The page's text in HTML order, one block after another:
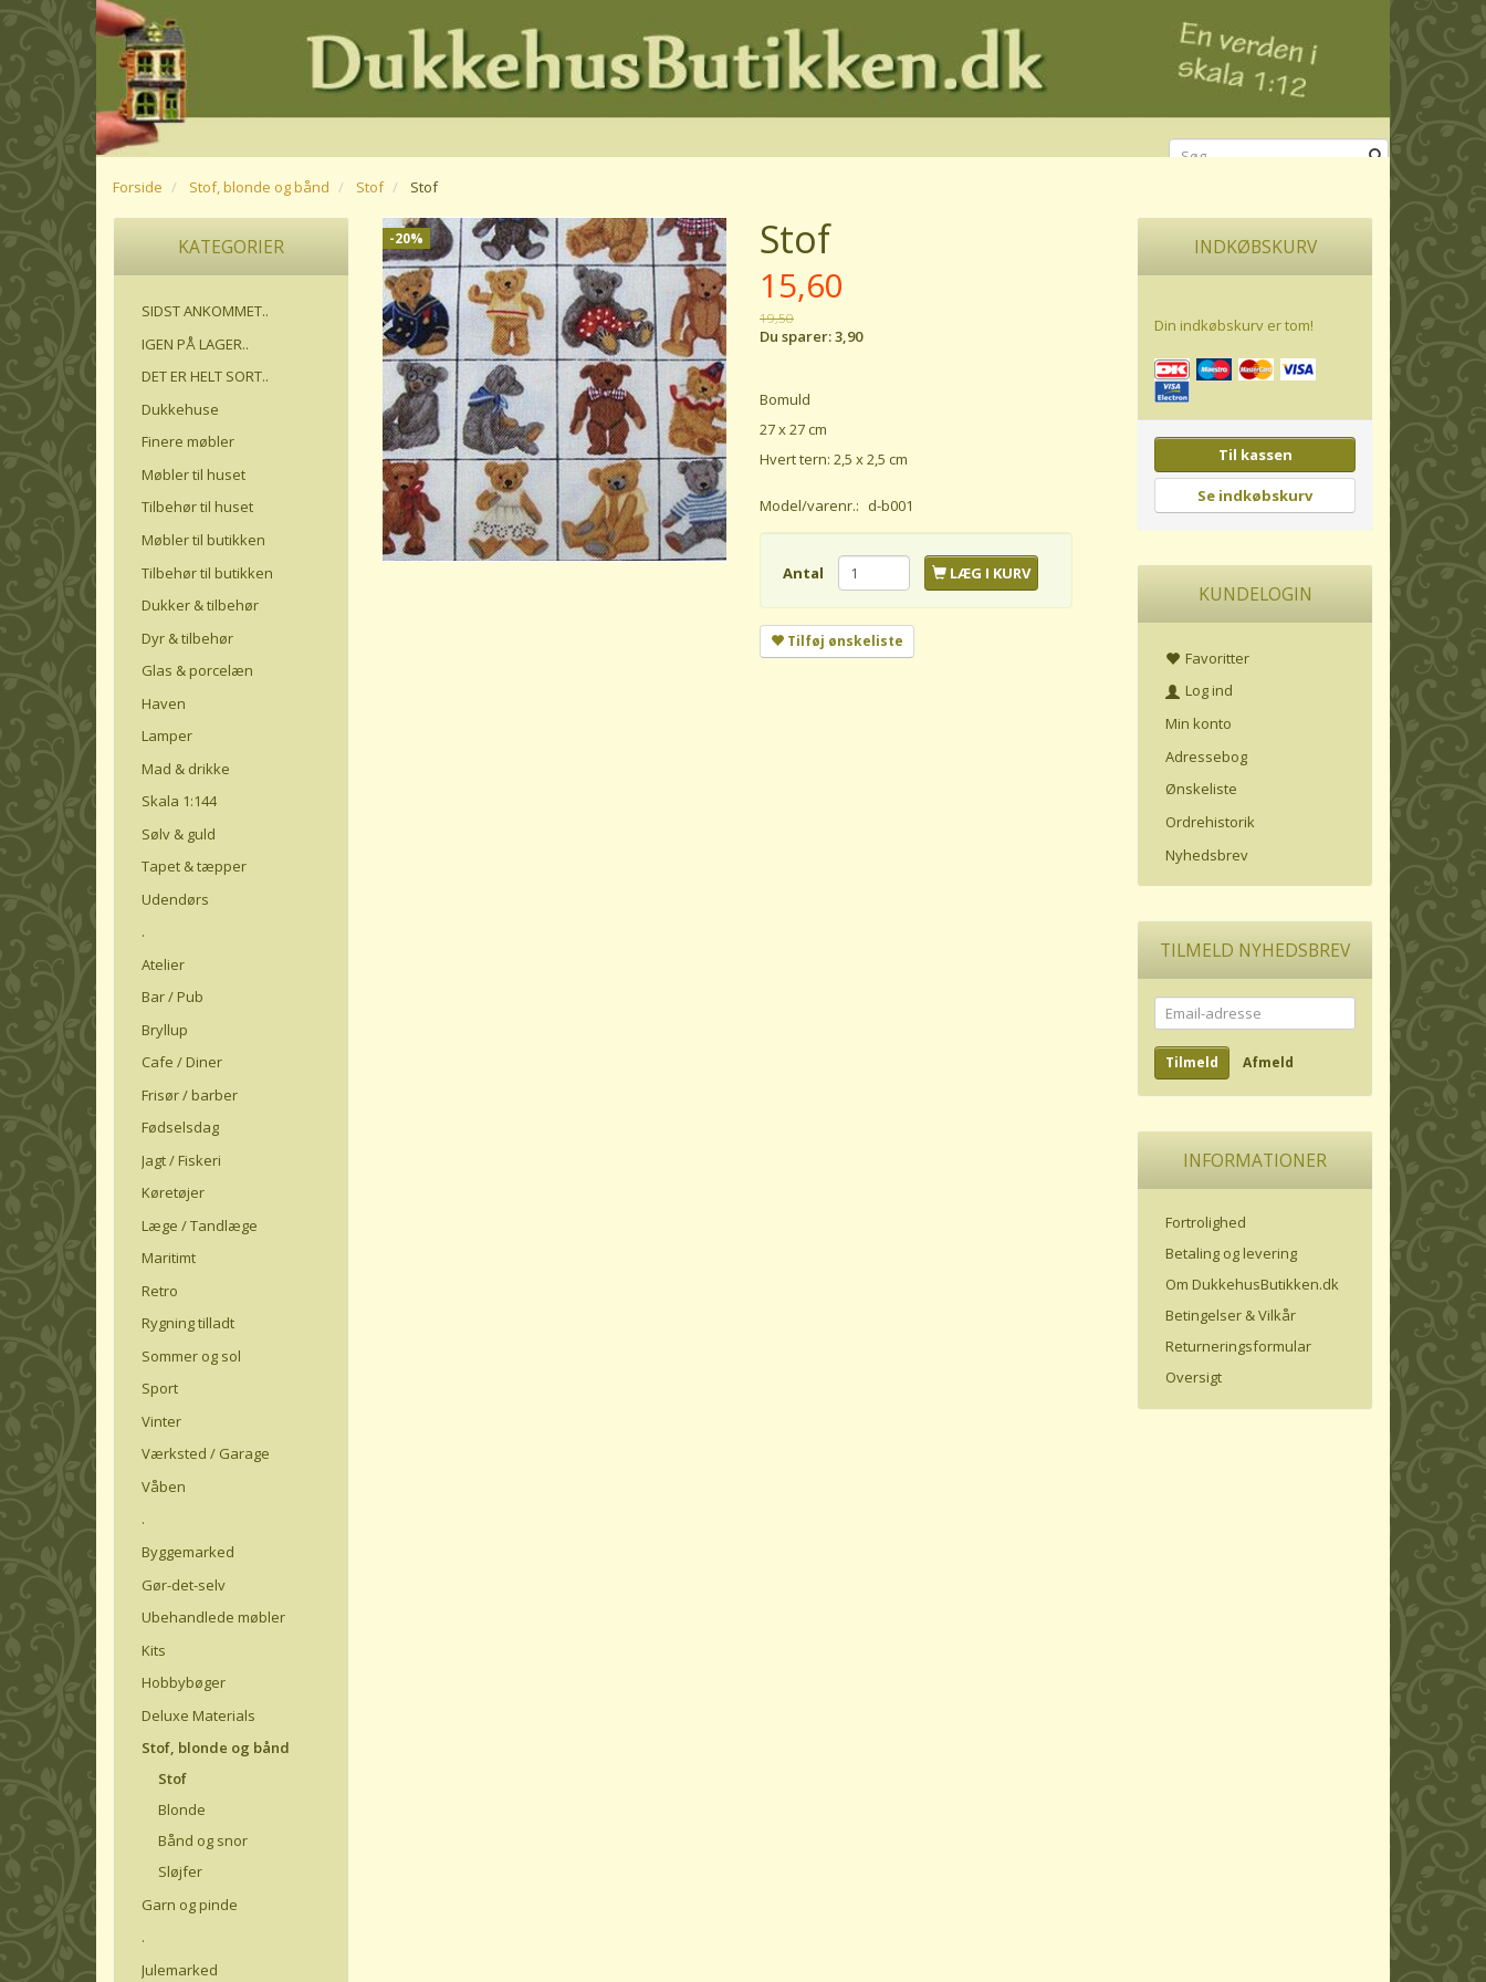
Forside Stof, blonde og bånd Stof Stof
KATEGORIER
SIDST ANKOMMET..
IGEN PÅ LAGER..
DET ER HELT SORT..
Dukkehuse
Finere møbler
Møbler til huset
Tilbehør til huset
Møbler til butikken
Tilbehør til butikken
Dukker & tilbehør
Dyr & tilbehør
Glas & porcelæn
Haven
Lamper
Mad & drikke
Skala 1:144
Sølv & guld
Tapet & tæpper
Udendørs
.
Atelier
Bar / Pub
Bryllup
Cafe / Diner
Frisør / barber
Fødselsdag
Jagt / Fiskeri
Køretøjer
Læge / Tandlæge
Maritimt
Retro
Rygning tilladt
Sommer og sol
Sport
Vinter
Værksted / Garage
Våben
.
Byggemarked
Gør-det-selv
Ubehandlede møbler
Kits
Hobbybøger
Deluxe Materials
Stof, blonde og bånd
Stof
Blonde
Bånd og snor
Sløjfer
Garn og pinde
.
Julemarked
-20% Stof
15,60
19,50
Du sparer:3,90
Bomuld
27 x 27 cm
Hvert tern: 2,5 x 2,5 cm
Model/varenr.: d-b001
Antal LÆG I KURV
Tilføj ønskeliste
INDKØBSKURV
Din indkøbskurv er tom!
Til kassen
Se indkøbskurv
KUNDELOGIN
Favoritter
Log ind
Min konto
Adressebog
Ønskeliste
Ordrehistorik
Nyhedsbrev
TILMELD NYHEDSBREV
Email-
adresse
Tilmeld Afmeld
INFORMATIONER
Fortrolighed
Betaling og levering
Om DukkehusButikken.dk
Betingelser & Vilkår
Returneringsformular
Oversigt